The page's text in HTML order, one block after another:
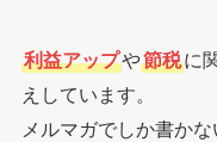
利益アップや節税に
えしています。
メルマガでしか書か